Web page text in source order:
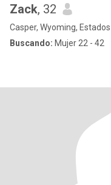
Zack, 32
Casper, Wyoming,
Buscando: Mujer 22 - 42